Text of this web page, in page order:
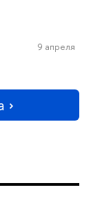
9 апреля